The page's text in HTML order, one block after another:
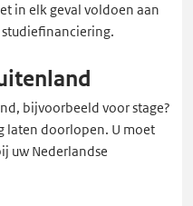
in elk geval voldoen aan
bijvoorbeeld voor stage?
laten doorlopen. U moet
uw Nederlandse